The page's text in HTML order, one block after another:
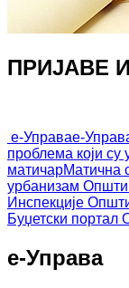
ПРИЈАВЕ
е-Управае-
проблема који
матичарМатична
урбанизам
Инспекције
Буџетски портал
е-Управа